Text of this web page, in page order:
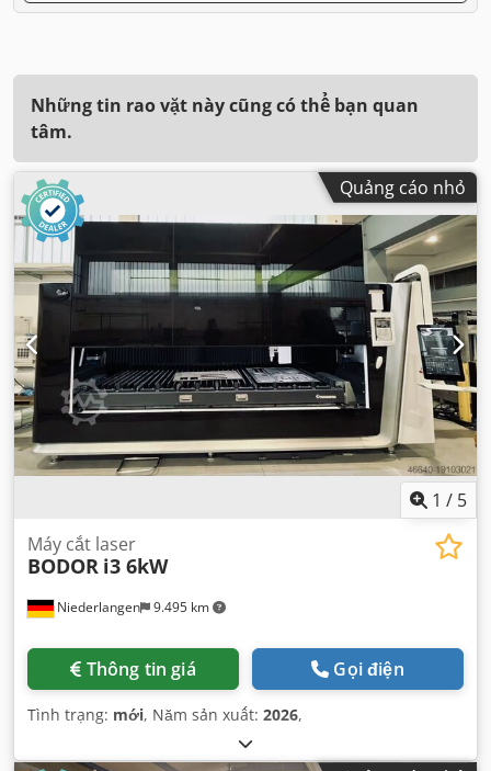
Những tin rao vặt này cũng có thể bạn quan
tâm.
Quảng cáo nhỏ
1 / 5
Niederlangen 9.495 km
Máy cắt laser
BODOR i3 6kW
Thông tin giá Gọi điện
Tình trạng: mới, Năm sản xuất: 2026,